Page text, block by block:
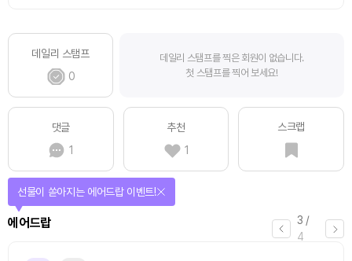
데일리 스탬프
0
데일리 스탬프를 찍은 회원이 없습니다.
첫 스탬프를 찍어 보세요!
댓글
1
추천
1
스크랩
3 /
4
에어드랍
선물이 쏟아지는 에어드랍 이벤트!